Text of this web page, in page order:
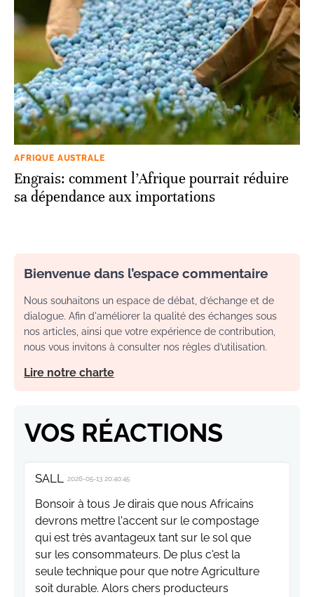
AFRIQUE AUSTRALE
Engrais: comment l’Afrique pourrait réduire
sa dépendance aux importations
Bienvenue dans l’espace commentaire
Nous souhaitons un espace de débat, d’échange et de
dialogue. Afin d'améliorer la qualité des échanges sous
nos articles, ainsi que votre expérience de contribution,
nous vous invitons à consulter nos règles d’utilisation.
Lire notre charte
VOS RÉACTIONS
SALL 2026-05-13 20:40:45
Bonsoir à tous Je dirais que nous Africains
devrons mettre l'accent sur le compostage
qui est très avantageux tant sur le sol que
sur les consommateurs. De plus c'est la
seule technique pour que notre Agriculture
soit durable. Alors chers producteurs